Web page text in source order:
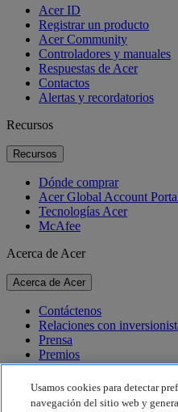
Acer ID
Registrar un producto
Acer Community
Controladores y manuales
Respuestas de Acer
Contactos
Alertas y recordatorios
Recursos
Recursos
Dónde comprar
Acer Global Account
Tecnologías Acer
McAfee
Acerca de Acer
Acerca de Acer
Contáctenos
Relaciones con
Prensa
Premios
Eventos
Sostenibilidad
Usamos cookies para detectar
navegación del sitio web y